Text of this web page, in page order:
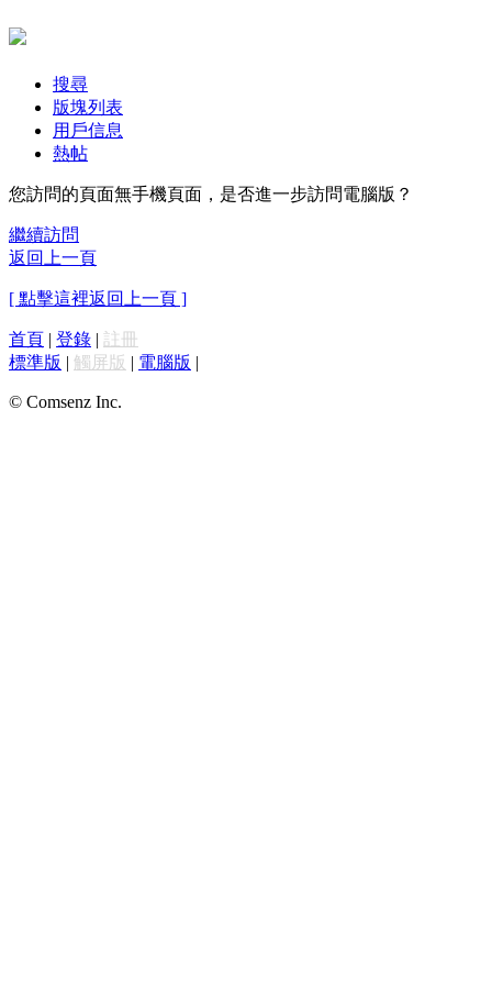
搜尋
版塊列表
用戶信息
熱帖
您訪問的頁面無手機頁面，是否進一步訪問電腦版？
繼續訪問
返回上一頁
[ 點擊這裡返回上一頁 ]
首頁 | 登錄 | 註冊
標準版 | 觸屏版 | 電腦版 |
© Comsenz Inc.